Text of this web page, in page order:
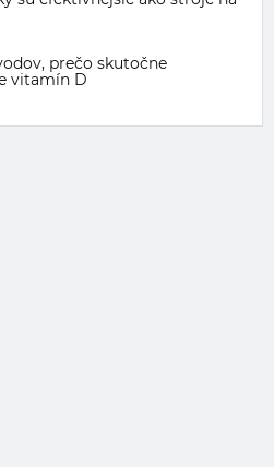
prečo skutočne
vitamín D